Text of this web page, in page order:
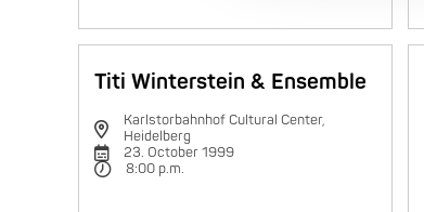
Titi Winterstein & Ensemble
Karlstorbahnhof Cultural Center,
Heidelberg
23. October 1999
8:00 p.m.